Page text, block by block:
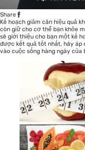
Share
Kế hoạch giảm cân hiệu quả
còn giữ cho cơ thể bạn khỏe
sẽ giới thiệu cho bạn một kế
được kết quả tốt nhất, hãy áp
vào cuộc sống hàng ngày của